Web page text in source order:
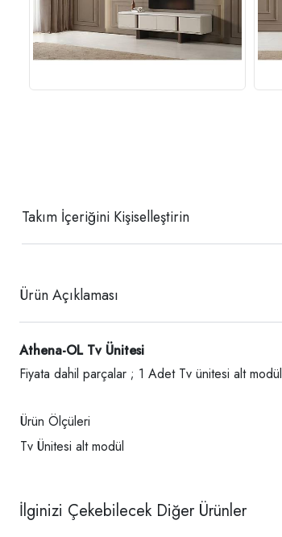
Takım İçeriğini Kişiselleştirin
Ürün Açıklaması
Athena-OL Tv Ünitesi
Fiyata dahil parçalar ; 1 Adet Tv ünitesi alt modül
Ürün Ölçüleri
Tv Ünitesi alt modül
İlginizi Çekebilecek Diğer Ürünler